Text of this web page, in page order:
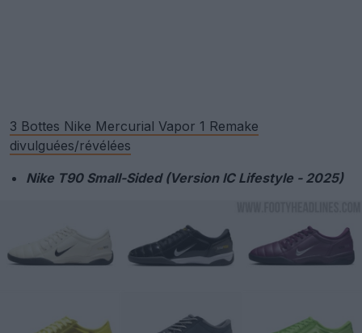
3 Bottes Nike Mercurial Vapor 1 Remake
divulguées/révélées
Nike T90 Small-Sided (Version IC Lifestyle - 2025)